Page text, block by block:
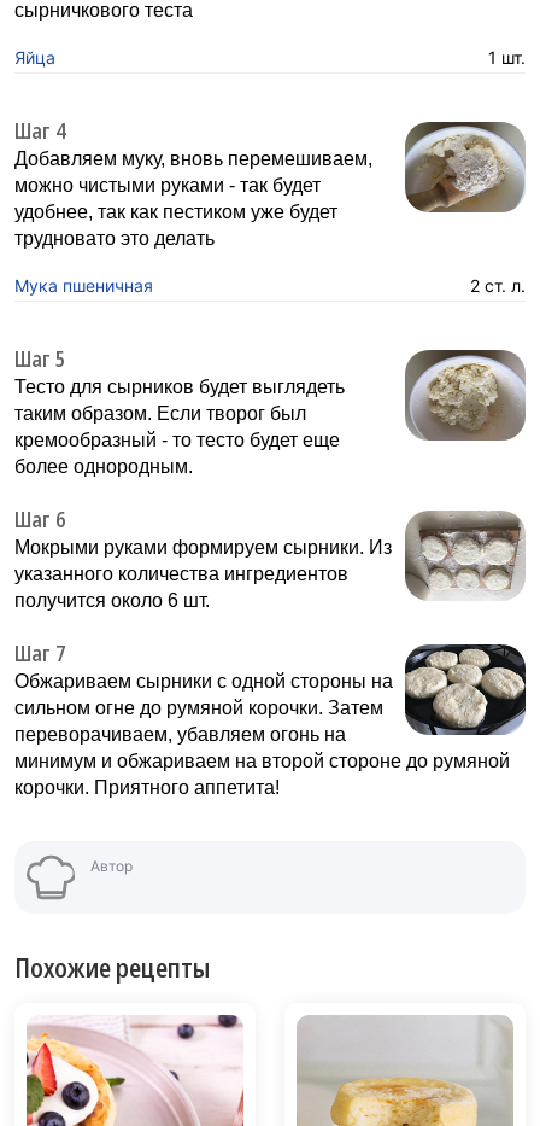
сырничкового теста
Яйца 1 шт.
Шаг 4
Добавляем муку, вновь перемешиваем,
можно чистыми руками - так будет
удобнее, так как пестиком уже будет
трудновато это делать
Мука пшеничная 2 ст. л.
Шаг 5
Тесто для сырников будет выглядеть
таким образом. Если творог был
кремообразный - то тесто будет еще
более однородным.
Шаг 6
Мокрыми руками формируем сырники. Из
указанного количества ингредиентов
получится около 6 шт.
Шаг 7
Обжариваем сырники с одной стороны на
сильном огне до румяной корочки. Затем
переворачиваем, убавляем огонь на
минимум и обжариваем на второй стороне до румяной
корочки. Приятного аппетита!
Автор
Похожие рецепты